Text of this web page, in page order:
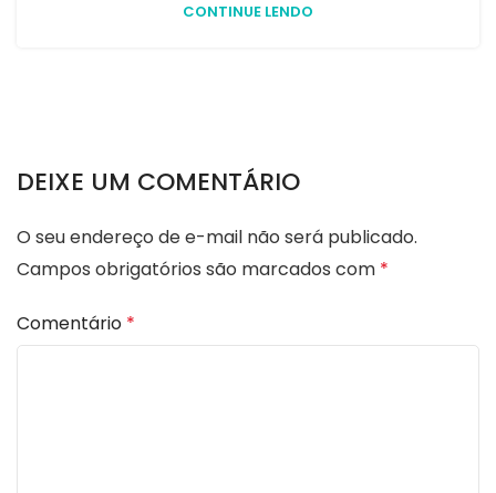
CONTINUE LENDO
DEIXE UM COMENTÁRIO
O seu endereço de e-mail não será publicado.
Campos obrigatórios são marcados com *
Comentário *